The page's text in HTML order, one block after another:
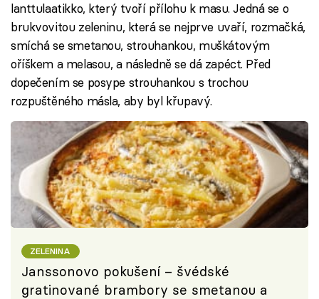
lanttulaatikko, který tvoří přílohu k masu. Jedná se o
brukvovitou zeleninu, která se nejprve uvaří, rozmačká,
smíchá se smetanou, strouhankou, muškátovým
oříškem a melasou, a následně se dá zapéct. Před
dopečením se posype strouhankou s trochou
rozpuštěného másla, aby byl křupavý.
ZELENINA
Janssonovo pokušení – švédské
gratinované brambory se smetanou a